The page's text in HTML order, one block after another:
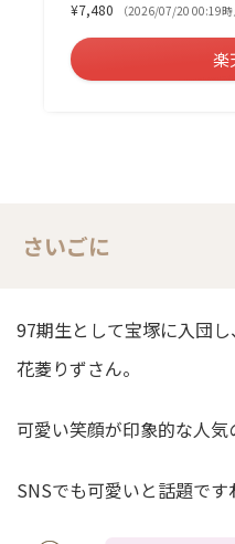
¥7,480
（2026/07/20 00:19時
楽
さいごに
97期生として宝塚に入団
花菱りずさん。
可愛い笑顔が印象的な人気
SNSでも可愛いと話題です